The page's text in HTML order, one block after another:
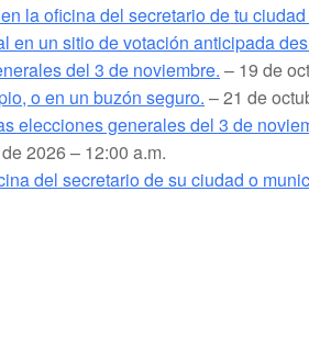
la oficina del secretario de tu
en un sitio de votación anticipada
del 3 de noviembre. – 19 de
o en un buzón seguro. – 21 de
elecciones generales del 3 de
2026 – 12:00 a.m.
del secretario de su ciudad o